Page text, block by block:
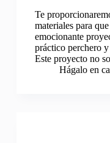
Te
materiales para
emocionante
práctico perchero
Este proyecto no
Hágalo en